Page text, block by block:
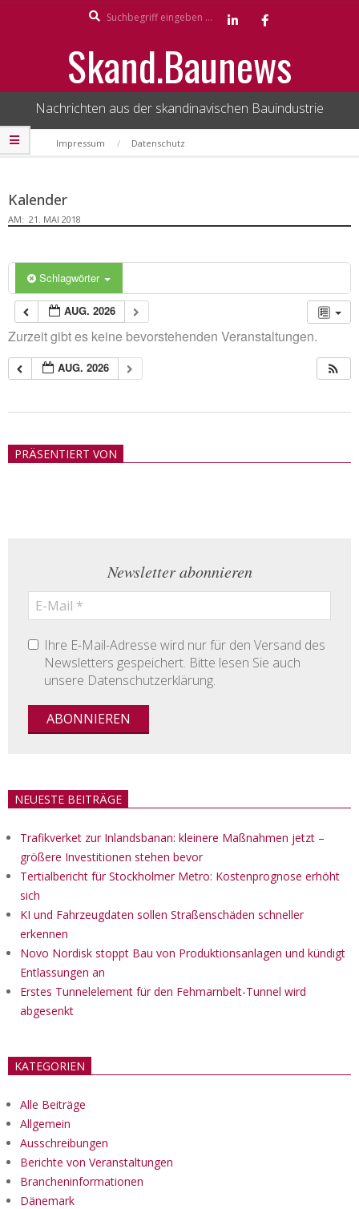
Skand.Baunews
Nachrichten aus der skandinavischen Bauindustrie
Secondary
Navigation
Impressum Datenschutz
Kalender
AM: 21. MAI 2018
Schlagwörter
AUG. 2026
Zurzeit gibt es keine bevorstehenden Veranstaltungen.
AUG. 2026
21PRÄSENTIERT VON
Newsletter abonnieren
Ihre E-Mail-Adresse wird nur für den Versand des
Newsletters gespeichert. Bitte lesen Sie auch
unsere Datenschutzerklärung.
NEUESTE BEITRÄGE
Trafikverket zur Inlandsbanan: kleinere Maßnahmen jetzt –
größere Investitionen stehen bevor
Tertialbericht für Stockholmer Metro: Kostenprognose erhöht
sich
KI und Fahrzeugdaten sollen Straßenschäden schneller
erkennen
Novo Nordisk stoppt Bau von Produktionsanlagen und kündigt
Entlassungen an
Erstes Tunnelelement für den Fehmarnbelt-Tunnel wird
abgesenkt
KATEGORIEN
Alle Beiträge
Allgemein
Ausschreibungen
Berichte von Veranstaltungen
Brancheninformationen
Dänemark